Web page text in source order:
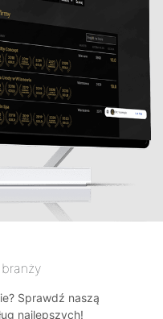
Sprawdź naszą
najlepszych!